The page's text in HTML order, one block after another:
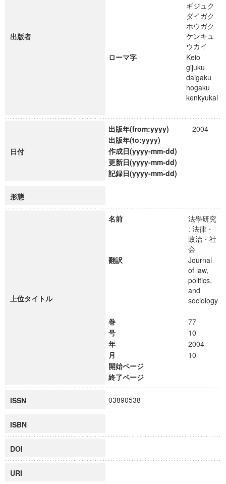
出版者
ギジュク
ダイガク
ホウガク
ケンキュ
ウカイ
ローマ字
Keio
gijuku
daigaku
hogaku
kenkyukai
日付
出版年(from:yyyy)
2004
出版年(to:yyyy)
作成日(yyyy-mm-dd)
更新日(yyyy-mm-dd)
記録日(yyyy-mm-dd)
形態
上位タイトル
名前
法學研究
: 法律・
政治・社
会
翻訳
Journal
of law,
politics,
and
sociology
巻
77
号
10
年
2004
月
10
開始ページ
終了ページ
ISSN 03890538
ISBN
DOI
URI